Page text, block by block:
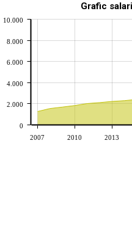
Grafic
2007 2010 2013
0
2.000
4.000
6.000
8.000
10.000